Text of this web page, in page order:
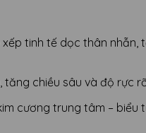
tinh tế dọc thân nhẫn,
tăng chiều sâu và độ rực
cương trung tâm – biểu